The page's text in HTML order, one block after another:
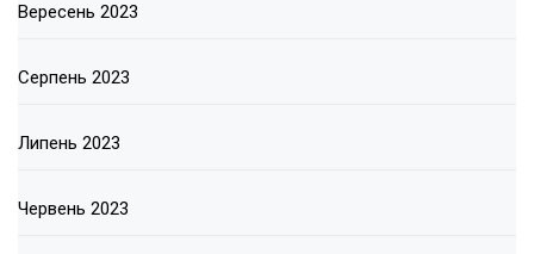
Вересень 2023
Серпень 2023
Липень 2023
Червень 2023